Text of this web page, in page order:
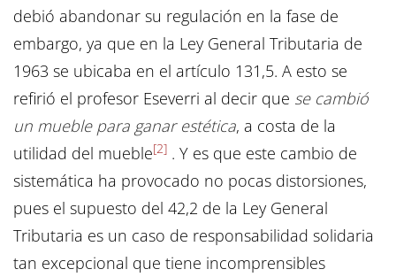
debió abandonar su regulación en la fase de
embargo, ya que en la Ley General Tributaria de
1963 se ubicaba en el artículo 131,5. A esto se
refirió el profesor Eseverri al decir que se cambió
un mueble para ganar estética, a costa de la
utilidad del mueble[2] . Y es que este cambio de
sistemática ha provocado no pocas distorsiones,
pues el supuesto del 42,2 de la Ley General
Tributaria es un caso de responsabilidad solidaria
tan excepcional que tiene incomprensibles